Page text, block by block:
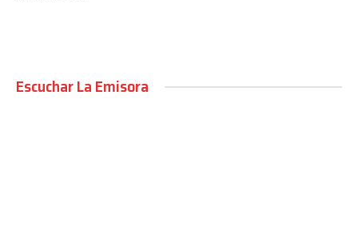
Escuchar La Emisora